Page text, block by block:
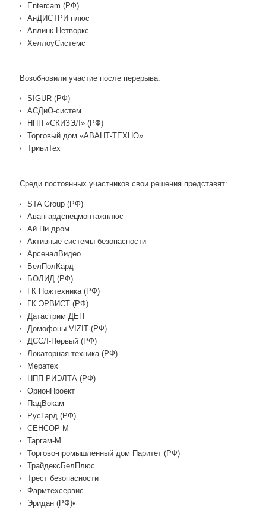
Entercam (РФ)
АнДИСТРИ плюс
Аплинк Нетворкс
ХеллоуСистемс
Возобновили участие после перерыва:
SIGUR (РФ)
АСДиО-систем
НПП «СКИЗЭЛ» (РФ)
Торговый дом «АВАНТ-ТЕХНО»
ТривиТех
Среди постоянных участников свои решения представят:
STA Group (РФ)
Авангардспецмонтажплюс
Ай Пи дром
Активные системы безопасности
АрсеналВидео
БелПолКард
БОЛИД (РФ)
ГК Пожтехника (РФ)
ГК ЭРВИСТ (РФ)
Датастрим ДЕП
Домофоны VIZIT (РФ)
ДССЛ-Первый (РФ)
Локаторная техника (РФ)
Мератех
НПП РИЭЛТА (РФ)
ОрионПроект
ПадВокам
РусГард (РФ)
СЕНСОР-М
Таргам-М
Торгово-промышленный дом Паритет (РФ)
ТрайдексБелПлюс
Трест безопасности
Фармтехсервис
Эридан (РФ)•